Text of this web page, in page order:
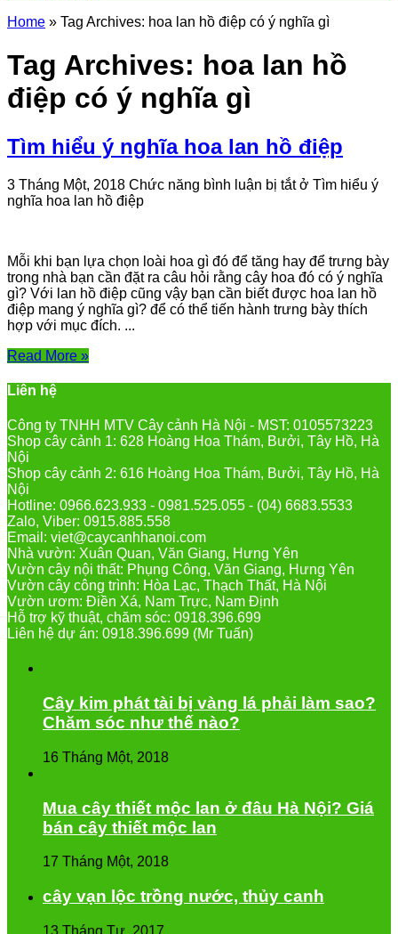
Home » Tag Archives: hoa lan hồ điệp có ý nghĩa gì
Tag Archives: hoa lan hồ
điệp có ý nghĩa gì
Tìm hiểu ý nghĩa hoa lan hồ điệp
3 Tháng Một, 2018 Chức năng bình luận bị tắtở Tìm hiểu ý
nghĩa hoa lan hồ điệp
Mỗi khi bạn lựa chọn loài hoa gì đó để tăng hay để trưng bày
trong nhà bạn cần đặt ra câu hỏi rằng cây hoa đó có ý nghĩa
gì? Với lan hồ điệp cũng vậy bạn cần biết được hoa lan hồ
điệp mang ý nghĩa gì? để có thể tiến hành trưng bày thích
hợp với mục đích. ...
Read More »
Liên hệ
Công ty TNHH MTV Cây cảnh Hà Nội - MST: 0105573223
Shop cây cảnh 1: 628 Hoàng Hoa Thám, Bưởi, Tây Hồ, Hà
Nội
Shop cây cảnh 2: 616 Hoàng Hoa Thám, Bưởi, Tây Hồ, Hà
Nội
Hotline: 0966.623.933 - 0981.525.055 - (04) 6683.5533
Zalo, Viber: 0915.885.558
Email: viet@caycanhhanoi.com
Nhà vườn: Xuân Quan, Văn Giang, Hưng Yên
Vườn cây nội thất: Phụng Công, Văn Giang, Hưng Yên
Vườn cây công trình: Hòa Lạc, Thạch Thất, Hà Nội
Vườn ươm: Điền Xá, Nam Trực, Nam Định
Hỗ trợ kỹ thuật, chăm sóc: 0918.396.699
Liên hệ dự án: 0918.396.699 (Mr Tuấn)
Cây kim phát tài bị vàng lá phải làm sao?
Chăm sóc như thế nào?
16 Tháng Một, 2018
Mua cây thiết mộc lan ở đâu Hà Nội? Giá
bán cây thiết mộc lan
17 Tháng Một, 2018
cây vạn lộc trồng nước, thủy canh
13 Tháng Tư, 2017